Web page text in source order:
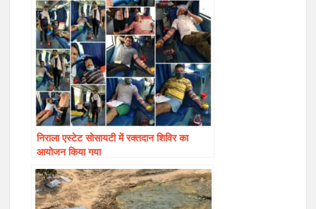
निराला एस्टेट सोसायटी में रक्तदान शिविर का
आयोजन किया गया